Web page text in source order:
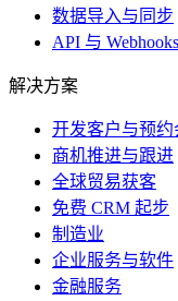
数据导入与同步
API 与 Webhooks
解决方案
开发客户与预约
商机推进与跟进
全球贸易获客
免费 CRM 起步
制造业
企业服务与软件
金融服务